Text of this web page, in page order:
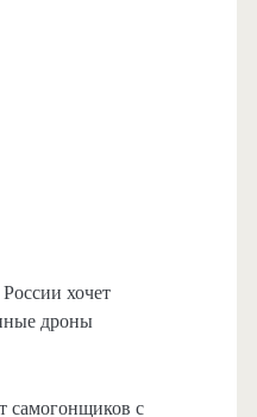
хочет
дроны
самогонщиков с